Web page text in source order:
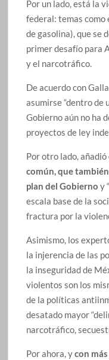
Por un lado, está la
federal: temas como
de gasolina), que se
primer desafío para
y el narcotráfico.
De acuerdo con
asumirse “dentro de
Gobierno aún no ha
proyectos de ley
Por otro lado, añadió
común, que
plan del Gobierno y
escala base de la
fractura por la
Asimismo, los
la injerencia de las
la inseguridad de
violentos son los
de la políticas
desatado mayor
narcotráfico,
Por ahora, ycon